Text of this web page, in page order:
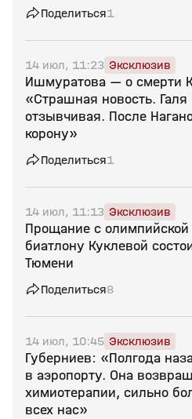
Поделиться1
14 июл, 11:23 Эксклюзив
Ишмуратова — о смерти
«Страшная новость.
отзывчивая. После
корону»
Поделиться1
14 июл, 11:13 Эксклюзив
Прощание с
биатлону Куклевой
Тюмени
Поделиться8
14 июл, 10:45 Эксклюзив
Губерниев: «Полгода
в аэропорту. Она
химиотерапии, сильно
всех нас»